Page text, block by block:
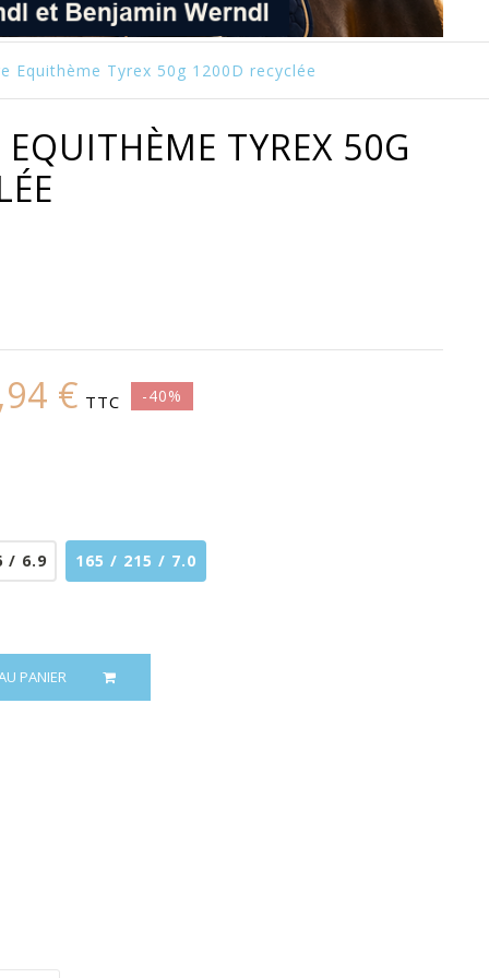
Equithème Tyrex 50g 1200D recyclée
TYREX 50G
€ TTC -40%
/ 6.9 165 / 215 / 7.0
PANIER